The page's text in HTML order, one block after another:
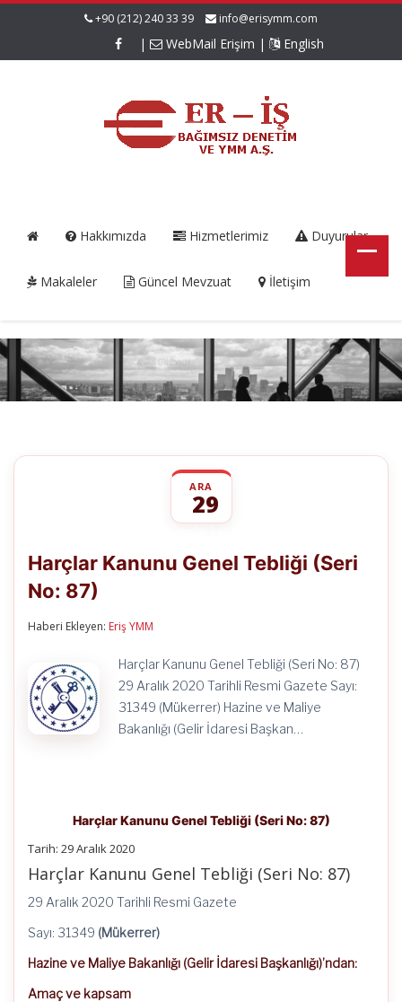
+90 (212) 240 33 39 info@erisymm.com
| WebMail Erişim | English
Hakkımızda Hizmetlerimiz Duyurular
Makaleler Güncel Mevzuat İletişim
ARA
29
Genel
Tebliği
Harçlar Kanunu Genel Tebliği (Seri
No: 87)
Haberi Ekleyen: Eriş YMM
Harçlar Kanunu Genel Tebliği (Seri No: 87)
29 Aralık 2020 Tarihli Resmi Gazete Sayı:
31349 (Mükerrer) Hazine ve Maliye
Bakanlığı (Gelir İdaresi Başkan…
Harçlar Kanunu Genel Tebliği (Seri No: 87)
Tarih: 29 Aralık 2020
Harçlar Kanunu Genel Tebliği (Seri No: 87)
29 Aralık 2020 Tarihli Resmi Gazete
Sayı: 31349 (Mükerrer)
Hazine ve Maliye Bakanlığı (Gelir İdaresi Başkanlığı)’ndan:
Amaç ve kapsam